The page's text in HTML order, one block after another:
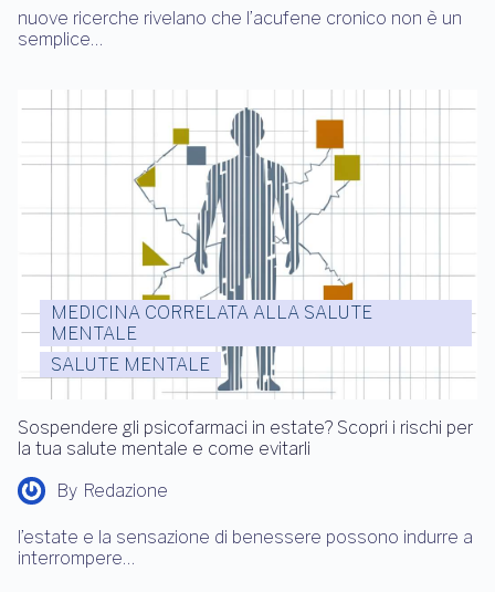
nuove ricerche rivelano che l’acufene cronico non è un
semplice…
MEDICINA CORRELATA ALLA SALUTE
MENTALE
SALUTE MENTALE
Sospendere gli psicofarmaci in estate? Scopri i rischi per
la tua salute mentale e come evitarli
By Redazione
l’estate e la sensazione di benessere possono indurre a
interrompere…